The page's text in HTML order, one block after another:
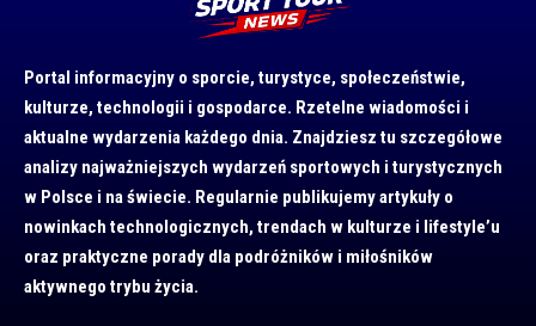
Portal informacyjny o sporcie, turystyce, społeczeństwie,
kulturze, technologii i gospodarce. Rzetelne wiadomości i
aktualne wydarzenia każdego dnia. Znajdziesz tu szczegółowe
analizy najważniejszych wydarzeń sportowych i turystycznych
w Polsce i na świecie. Regularnie publikujemy artykuły o
nowinkach technologicznych, trendach w kulturze i lifestyle’u
oraz praktyczne porady dla podróżników i miłośników
aktywnego trybu życia.